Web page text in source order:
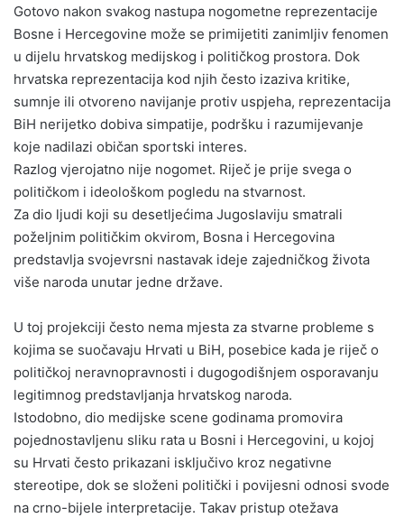
Gotovo nakon svakog nastupa nogometne reprezentacije
Bosne i Hercegovine može se primijetiti zanimljiv fenomen
u dijelu hrvatskog medijskog i političkog prostora. Dok
hrvatska reprezentacija kod njih često izaziva kritike,
sumnje ili otvoreno navijanje protiv uspjeha, reprezentacija
BiH nerijetko dobiva simpatije, podršku i razumijevanje
koje nadilazi običan sportski interes.
Razlog vjerojatno nije nogomet. Riječ je prije svega o
političkom i ideološkom pogledu na stvarnost.
Za dio ljudi koji su desetljećima Jugoslaviju smatrali
poželjnim političkim okvirom, Bosna i Hercegovina
predstavlja svojevrsni nastavak ideje zajedničkog života
više naroda unutar jedne države.
U toj projekciji često nema mjesta za stvarne probleme s
kojima se suočavaju Hrvati u BiH, posebice kada je riječ o
političkoj neravnopravnosti i dugogodišnjem osporavanju
legitimnog predstavljanja hrvatskog naroda.
Istodobno, dio medijske scene godinama promovira
pojednostavljenu sliku rata u Bosni i Hercegovini, u kojoj
su Hrvati često prikazani isključivo kroz negativne
stereotipe, dok se složeni politički i povijesni odnosi svode
na crno-bijele interpretacije. Takav pristup otežava